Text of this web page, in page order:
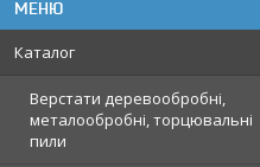
Каталог
Верстати деревообробні,
металообробні, торцювальні
пили